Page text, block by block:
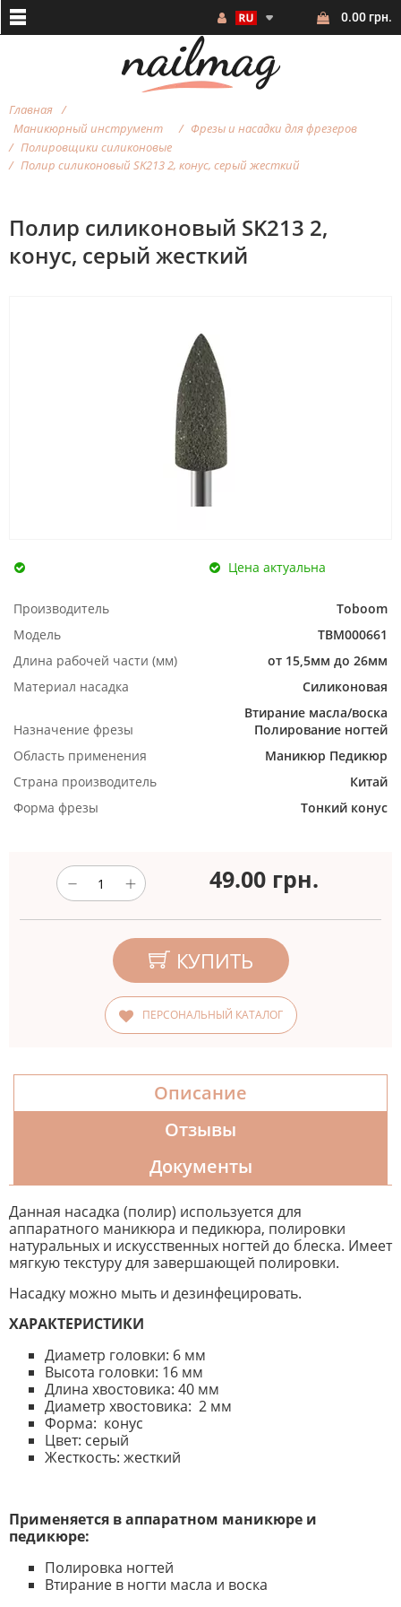
0.00 грн.
Главная
Маникюрный инструмент
Фрезы и насадки для фрезеров
Полировщики силиконовые
Полир силиконовый SK213 2, конус, серый жесткий
Полир силиконовый SK213 2,
конус, серый жесткий
Цена актуальна
Производитель
Toboom
Модель
TBM000661
Длина рабочей части (мм)
от 15,5мм до 26мм
Материал насадка
Силиконовая
Назначение фрезы
Втирание масла/воска
Полирование ногтей
Область применения
Маникюр Педикюр
Страна производитель
Китай
Форма фрезы
Тонкий конус
49.00 грн.
КУПИТЬ
ПЕРСОНАЛЬНЫЙ КАТАЛОГ
Описание
Отзывы
Документы
Данная насадка (полир) используется для
аппаратного маникюра и педикюра, полировки
натуральных и искусственных ногтей до блеска. Имеет
мягкую текстуру для завершающей полировки.
Насадку можно мыть и дезинфецировать.
ХАРАКТЕРИСТИКИ
Диаметр головки: 6 мм
Высота головки: 16 мм
Длина хвостовика: 40 мм
Диаметр хвостовика: 2 мм
Форма: конус
Цвет: серый
Жесткость: жесткий
Применяется в аппаратном маникюре и
педикюре:
Полировка ногтей
Втирание в ногти масла и воска